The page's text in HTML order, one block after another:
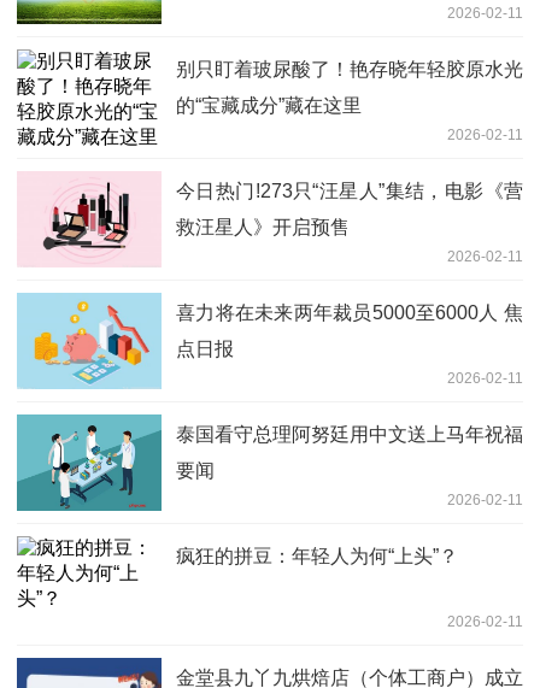
日涨58.93%，先导智能港股险破发2026-02-11
别只盯着玻尿酸了！艳存晓年轻胶原水光
的“宝藏成分”藏在这里
2026-02-11
今日热门!273只“汪星人”集结，电影《营
救汪星人》开启预售
2026-02-11
喜力将在未来两年裁员5000至6000人 焦
点日报
2026-02-11
泰国看守总理阿努廷用中文送上马年祝福
要闻
2026-02-11
疯狂的拼豆：年轻人为何“上头”？
2026-02-11
金堂县九丫九烘焙店（个体工商户）成立